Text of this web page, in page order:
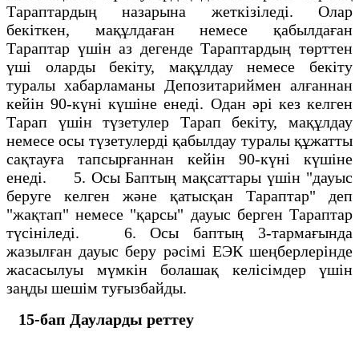
Тараптардың назарына жеткiзiледi. Олар
бекiткен, мақұлдаған немесе қабылдаған
Тараптар үшiн аз дегенде Тараптардың төрттен
үшi оларды бекiту, мақұлдау немесе бекiту
туралы хабарламаны Депозитариймен алғаннан
кейiн 90-күнi күшiне енедi. Одан әрi кез келген
Тарап үшiн түзетулер Тарап бекiту, мақұлдау
немесе осы түзетулердi қабылдау туралы құжатты
сақтауға тапсырғаннан кейiн 90-күнi күшiне
енедi. 5. Осы Баптың мақсаттары үшiн "дауыс
беруге келген және қатысқан Тараптар" деп
"жақтап" немесе "қарсы" дауыс берген Тараптар
түсiніледi. 6. Осы баптың 3-тармағында
жазылған дауыс беру рәсiмi ЕЭК шеңберлерiнде
жасасылуы мүмкiн болашақ келiсiмдер үшiн
заңды шешiм туғызбайды.
15-бап Дауларды реттеу